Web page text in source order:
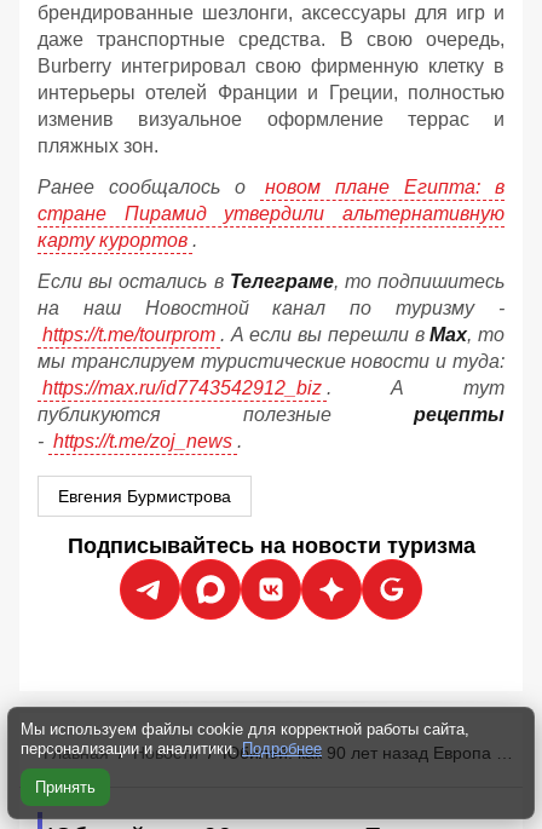
брендированные шезлонги, аксессуары для игр и
даже транспортные средства. В свою очередь,
Burberry интегрировал свою фирменную клетку в
интерьеры отелей Франции и Греции, полностью
изменив визуальное оформление террас и
пляжных зон.
Ранее сообщалось о
новом плане Египта: в
стране Пирамид утвердили альтернативную
карту курортов .
Если вы остались в Телеграме, то подпишитесь
на наш Новостной канал по туризму -
https://t.me/tourprom . А если вы перешли вМах, то
мы транслируем туристические новости и туда:
https://max.ru/id7743542912_biz . А тут
публикуются полезные рецепты
- https://t.me/zoj_news .
Евгения Бурмистрова
Подписывайтесь на новости туризма
Главная / Новости /
Мы используем файлы cookie для корректной работы сайта,
персонализации и аналитики. Подробнее
Принять